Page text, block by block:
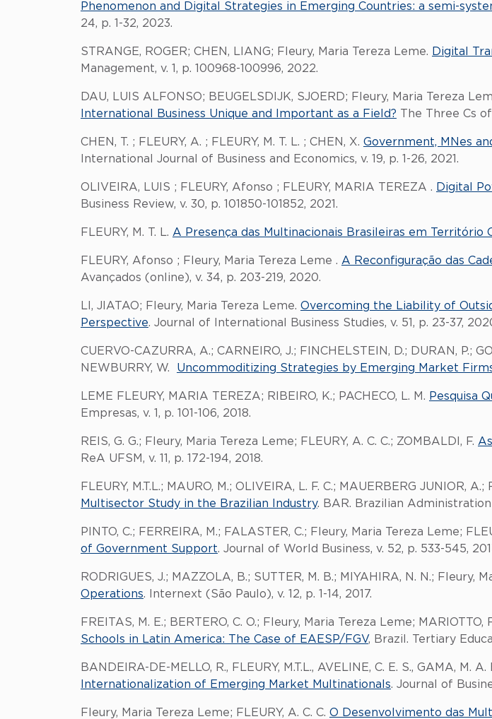
Phenomenon and Digital Strategies in Emerging Countries: a semi-
24, p. 1-32, 2023.
STRANGE, ROGER; CHEN, LIANG; Fleury, Maria Tereza Leme. Digital
Management, v. 1, p. 100968-100996, 2022.
DAU, LUIS ALFONSO; BEUGELSDIJK, SJOERD; Fleury, Maria Tereza
International Business Unique and Important as a Field? The Three Cs
CHEN, T. ; FLEURY, A. ; FLEURY, M. T. L. ; CHEN, X. Government, MNes
International Journal of Business and Economics, v. 19, p. 1-26, 2021.
OLIVEIRA, LUIS ; FLEURY, Afonso ; FLEURY, MARIA TEREZA . Digital
Business Review, v. 30, p. 101850-101852, 2021.
FLEURY, M. T. L. A Presença das Multinacionais Brasileiras em Território
FLEURY, Afonso ; Fleury, Maria Tereza Leme . A Reconfiguração das
Avançados (online), v. 34, p. 203-219, 2020.
LI, JIATAO; Fleury, Maria Tereza Leme. Overcoming the Liability of
Perspective. Journal of International Business Studies, v. 51, p. 23-37,
CUERVO-CAZURRA, A.; CARNEIRO, J.; FINCHELSTEIN, D.; DURAN, P.;
NEWBURRY, W. Uncommoditizing Strategies by Emerging Market
LEME FLEURY, MARIA TEREZA; RIBEIRO, K.; PACHECO, L. M. Pesquisa
Empresas, v. 1, p. 101-106, 2018.
REIS, G. G.; Fleury, Maria Tereza Leme; FLEURY, A. C. C.; ZOMBALDI, F.
ReA UFSM, v. 11, p. 172-194, 2018.
FLEURY, M.T.L.; MAURO, M.; OLIVEIRA, L. F. C.; MAUERBERG JUNIOR, A.;
Multisector Study in the Brazilian Industry. BAR. Brazilian Administration
PINTO, C.; FERREIRA, M.; FALASTER, C.; Fleury, Maria Tereza Leme;
of Government Support. Journal of World Business, v. 52, p. 533-545,
RODRIGUES, J.; MAZZOLA, B.; SUTTER, M. B.; MIYAHIRA, N. N.; Fleury,
Operations. Internext (São Paulo), v. 12, p. 1-14, 2017.
FREITAS, M. E.; BERTERO, C. O.; Fleury, Maria Tereza Leme; MARIOTTO,
Schools in Latin America: The Case of EAESP/FGV, Brazil. Tertiary
BANDEIRA-DE-MELLO, R., FLEURY, M.T.L., AVELINE, C. E. S., GAMA, M. A.
Internationalization of Emerging Market Multinationals. Journal of
Fleury, Maria Tereza Leme; FLEURY, A. C. C. O Desenvolvimento das